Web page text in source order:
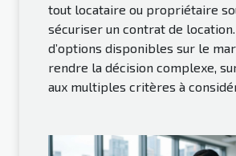
tout locataire ou propriétaire
sécuriser un contrat de
d’options disponibles sur le
rendre la décision complexe,
aux multiples critères à